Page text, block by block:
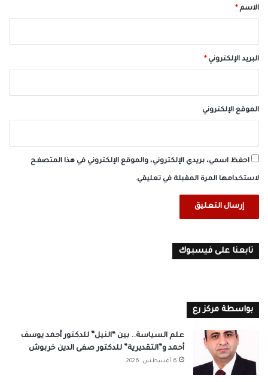
*الاسم*
البريد الإلكتروني*
الموقع الإلكتروني
احفظ اسمي، بريدي الإلكتروني، والموقع الإلكتروني في هذا المتصفح
لاستخدامها المرة المقبلة في تعليقي.
تابعنا على فيسبوك
بواسطة مركز رع
علم السياسة.. بين “النيل” للدكتور أحمد يوسف
أحمد و”التقديرية” للدكتور صفى الدين خربوش
6 أغسطس، 2026